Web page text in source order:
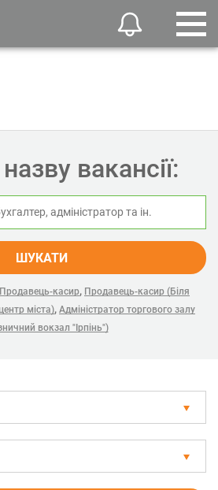
вакансії:
ШУКАТИ
Продавець-касир, Продавець-касир (Біля
міста), Адміністратор торгового залу
вокзал "Ірпінь")